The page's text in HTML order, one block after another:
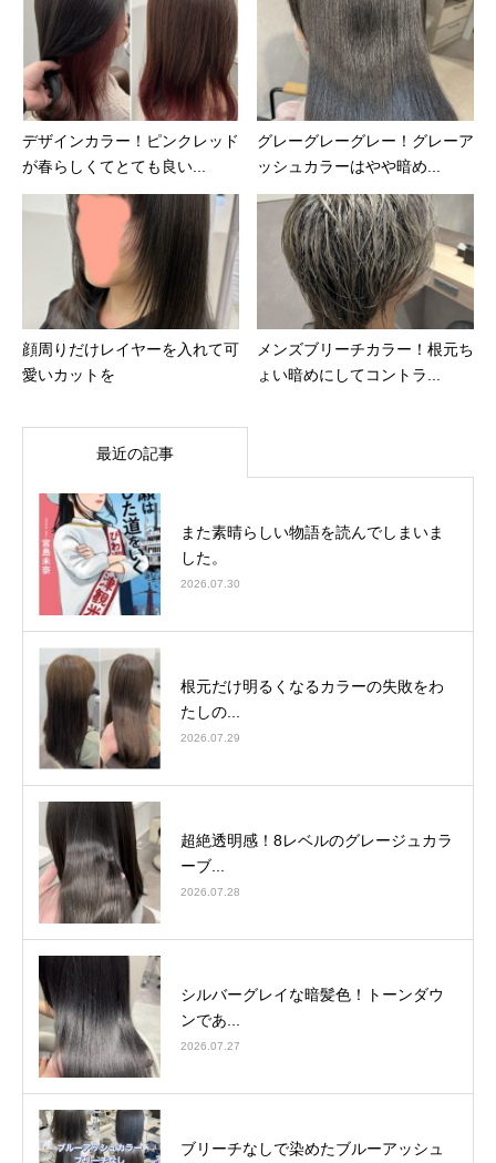
デザインカラー！ピンクレッド
が春らしくてとても良い...
グレーグレーグレー！グレーア
ッシュカラーはやや暗め...
顔周りだけレイヤーを入れて可
愛いカットを
メンズブリーチカラー！根元ち
ょい暗めにしてコントラ...
最近の記事
また素晴らしい物語を読んでしまいま
した。
2026.07.30
根元だけ明るくなるカラーの失敗をわ
たしの...
2026.07.29
超絶透明感！8レベルのグレージュカラ
ーブ...
2026.07.28
シルバーグレイな暗髪色！トーンダウ
ンであ...
2026.07.27
ブリーチなしで染めたブルーアッシュ